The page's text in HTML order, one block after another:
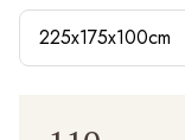
225x175x100cm